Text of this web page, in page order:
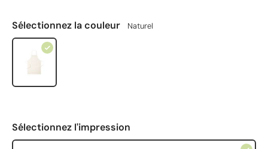
Sélectionnez la couleur Naturel
Sélectionnez l'impression